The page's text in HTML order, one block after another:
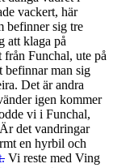
vackert, här
befinner sig tre
att klaga på
Funchal, ute på
befinnar man sig
Det är andra
igen kommer
vi i Funchal,
det vandringar
en hyrbil och
Vi reste med Ving